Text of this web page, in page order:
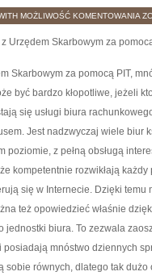
MOŻLIWOŚĆ KOMENTOWANIA
TO
Urzędem Skarbowym za
Skarbowym za pomocą PIT,
być bardzo kłopotliwe, jeżeli
się usługi biura
Jest nadzwyczaj wiele biur
z pełną obsługą
kompetentnie rozwikłają
się w Internecie. Dzięki
też opowiedzieć właśnie
biura. To zezwala
mnóstwo dziennych
równych, dlatego tak dużo